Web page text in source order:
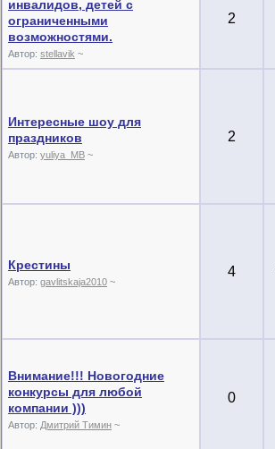
инвалидов, детей с
ограниченными
возможностями.
Автор: stellavik ~
2
Интересные шоу для
праздников
Автор: yuliya_MB ~
2
Крестины
Автор: gavlitskaja2010 ~
4
Внимание!!! Новогодние
конкурсы для любой
компании )))
Автор: Дмитрий Тимин ~
0